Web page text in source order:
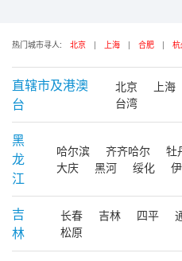
热门城市寻人: 北京 | 上海 | 合肥 | 杭
直辖市及港澳
台
北京 上海
台湾
黑
龙
江
哈尔滨 齐齐哈尔 牡
大庆
黑河 绥化
吉
林
长春 吉林 四平
松原